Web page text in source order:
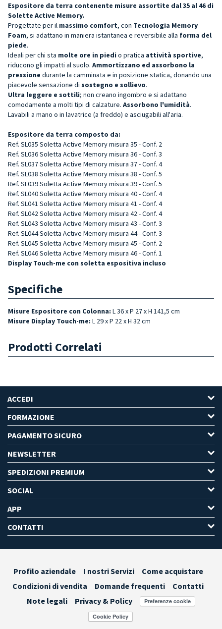
Espositore da terra contenente misure assortite dal 35 al 46 di
Solette Active Memory.
Progettate per il massimo comfort, con Tecnologia Memory
Foam, si adattano in maniera istantanea e reversibile alla forma del
piede.
Ideali per chi sta molte ore in piedi o pratica attività sportive,
riducono gli impatti al suolo. Ammortizzano ed assorbono la
pressione durante la camminata e in posizione statica, donando una
piacevole sensazione di sostegno e sollievo.
Ultra leggere e sottili; non creano ingombro e si adattano
comodamente a molti tipi di calzature. Assorbono l'umidità.
Lavabili a mano o in lavatrice (a freddo) e asciugabili all'aria.
Espositore da terra composto da:
Ref. SL035 Soletta Active Memory misura 35 - Conf. 2
Ref. SL036 Soletta Active Memory misura 36 - Conf. 3
Ref. SL037 Soletta Active Memory misura 37 - Conf. 4
Ref. SL038 Soletta Active Memory misura 38 - Conf. 5
Ref. SL039 Soletta Active Memory misura 39 - Conf. 5
Ref. SL040 Soletta Active Memory misura 40 - Conf. 4
Ref. SL041 Soletta Active Memory misura 41 - Conf. 4
Ref. SL042 Soletta Active Memory misura 42 - Conf. 4
Ref. SL043 Soletta Active Memory misura 43 - Conf. 3
Ref. SL044 Soletta Active Memory misura 44 - Conf. 3
Ref. SL045 Soletta Active Memory misura 45 - Conf. 2
Ref. SL046 Soletta Active Memory misura 46 - Conf. 1
Display Touch-me con soletta espositiva incluso
Specifiche
Misure Espositore con Colonna: L 36 x P 27 x H 141,5 cm
Misure Display Touch-me: L 29 x P 22 x H 32 cm
Prodotti Correlati
ACCEDI
FORMAZIONE
PAGAMENTO SICURO
NEWSLETTER
SPEDIZIONI PREMIUM
SOCIAL
APP
CONTATTI
Profilo aziendale I nostri Servizi
Come acquistare
Condizioni di vendita
Domande frequenti
Contatti
Note legali
Privacy & Policy Preferenze cookie